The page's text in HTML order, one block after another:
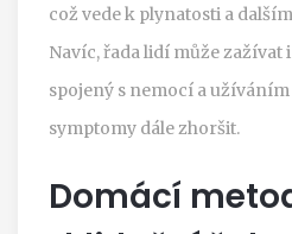
což vede k plynatosti a
Navíc, řada lidí může zažívat
spojený s nemocí a
symptomy dále zhoršit.
Domácí